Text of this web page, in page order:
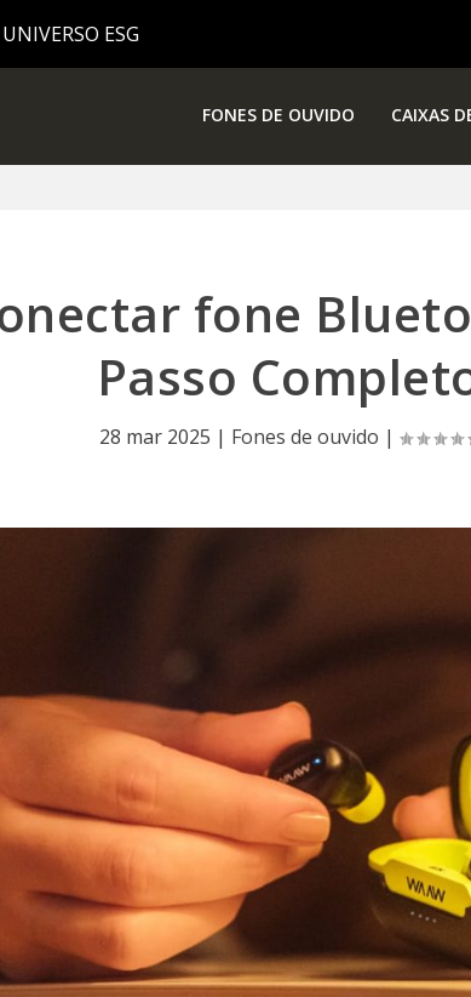
UNIVERSO ESG
FONES DE OUVIDO CAIXAS
fone
Passo
28 mar 2025 | Fones de ouvido |